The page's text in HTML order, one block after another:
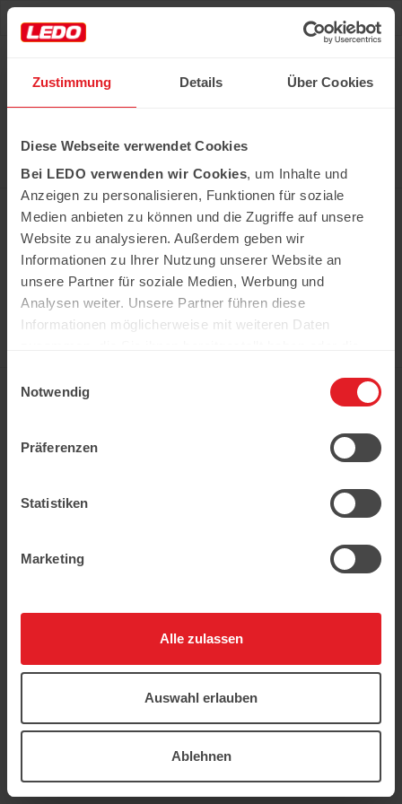
Zustimmung Details Über Cookies
Diese Webseite verwendet Cookies
Bei LEDO verwenden wir Cookies, um Inhalte und
Anzeigen zu personalisieren, Funktionen für soziale
Medien anbieten zu können und die Zugriffe auf unsere
Website zu analysieren. Außerdem geben wir
Informationen zu Ihrer Nutzung unserer Website an
unsere Partner für soziale Medien, Werbung und
Analysen weiter. Unsere Partner führen diese
Informationen möglicherweise mit weiteren Daten
haben.
Notwendig
Präferenzen
Statistiken
Marketing
Alle zulassen
Auswahl erlauben
Ablehnen
Alle notwendigen Produkte können Sie im Netzwerk
unserer Supermärkte Ledo kaufen
Erfahren Sie mehr
In der Kühweid 2a D-76661 Philippsburg-
Huttenheim
ledo.informiert@ledo-markt.de
der gesamte Inhalt sind urheberrechtlich
geschützt.